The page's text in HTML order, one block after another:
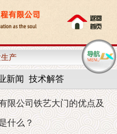
网站首页
产品中心
客户案例
新闻资讯
产
新闻 技术解答
限公司铁艺大门的优点及
什么？